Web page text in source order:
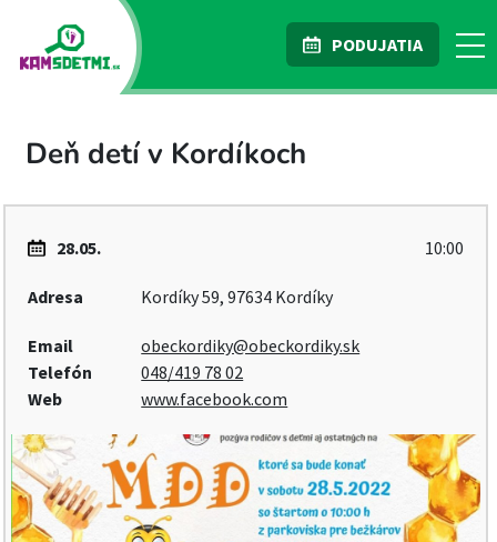
PODUJATIA
Deň detí v Kordíkoch
28.05. 10:00
Adresa Kordíky 59, 97634 Kordíky
Email
obeckordiky@obeckordiky.sk
Telefón
048/419 78 02
Web
www.facebook.com